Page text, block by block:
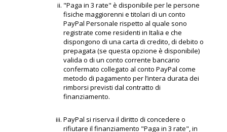
"Paga in 3 rate" è disponibile per le persone
fisiche maggiorenni e titolari di un conto
PayPal Personale rispetto al quale sono
registrate come residenti in Italia e che
dispongono di una carta di credito, di debito o
prepagata (se questa opzione è disponibile)
valida o di un conto corrente bancario
confermato collegato al conto PayPal come
metodo di pagamento per l’intera durata dei
rimborsi previsti dal contratto di
finanziamento.
PayPal si riserva il diritto di concedere o
rifiutare il finanziamento "Paga in 3 rate", in